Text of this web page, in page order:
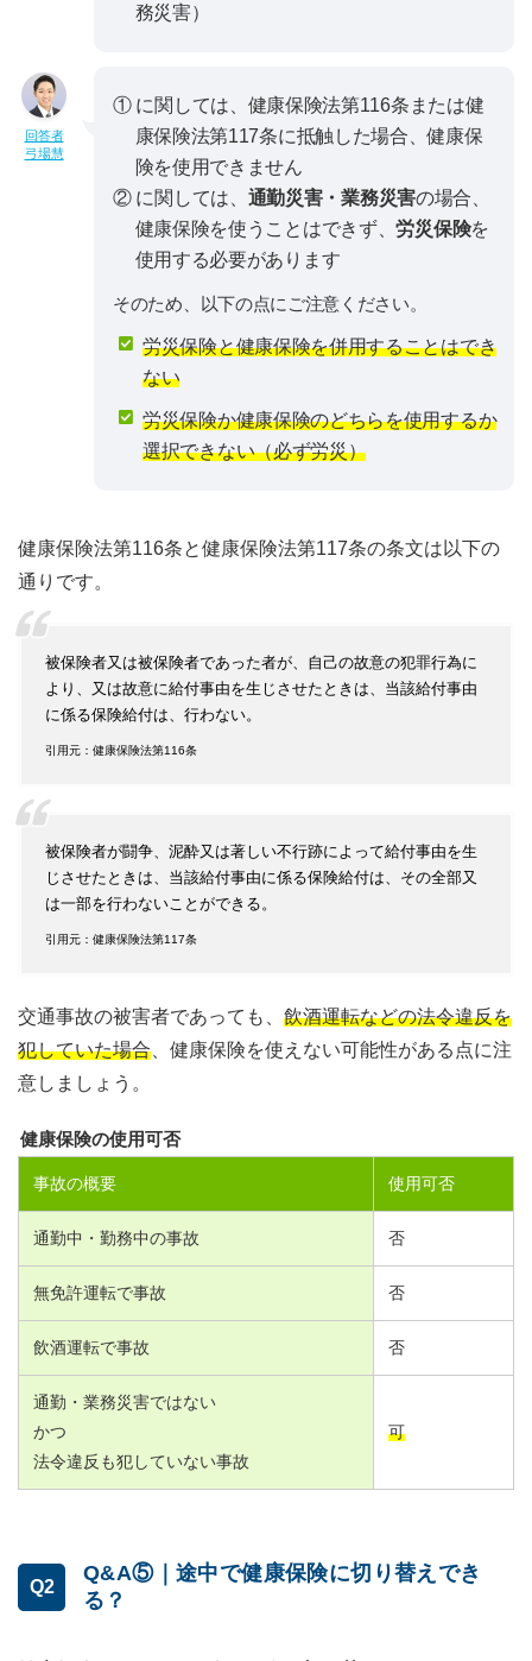
務災害）
回答者
弓場慧
① に関しては、健康保険法第116条または健
康保険法第117条に抵触した場合、健康保
険を使用できません
② に関しては、 通勤災害・業務災害の場合、
健康保険を使うことはできず、労災保険を
使用する必要があります
そのため、以下の点にご注意ください。
労災保険と健康保険を併用することはでき
ない
労災保険か健康保険のどちらを使用するか
選択できない（必ず労災）
健康保険法第116条と健康保険法第117条の条文は以下の
通りです。
被保険者又は被保険者であった者が、自己の故意の犯罪行為に
より、又は故意に給付事由を生じさせたときは、当該給付事由
に係る保険給付は、行わない。
引用元：健康保険法第116条
被保険者が闘争、泥酔又は著しい不行跡によって給付事由を生
じさせたときは、当該給付事由に係る保険給付は、その全部又
は一部を行わないことができる。
引用元：健康保険法第117条
交通事故の被害者であっても、 飲酒運転などの法令違反を
犯していた場合 、健康保険を使えない可能性がある点に注
意しましょう。
健康保険の使用可否
事故の概要 使用可否
通勤中・勤務中の事故 否
無免許運転で事故 否
飲酒運転で事故 否
通勤・業務災害ではない
かつ
法令違反も犯していない事故
可
Q2
Q&A⑤｜途中で健康保険に切り替えでき
る？